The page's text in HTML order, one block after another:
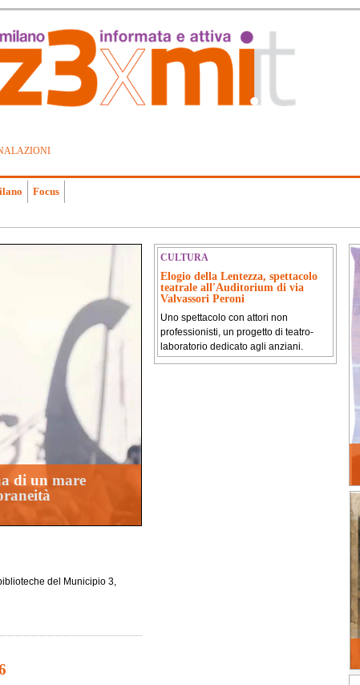
Focus
di un mare
del Municipio 3,
CULTURA
Elogio della Lentezza, spettacolo
teatrale all'Auditorium di via
Valvassori Peroni
Uno spettacolo con attori non
professionisti, un progetto di teatro-
laboratorio dedicato agli anziani.